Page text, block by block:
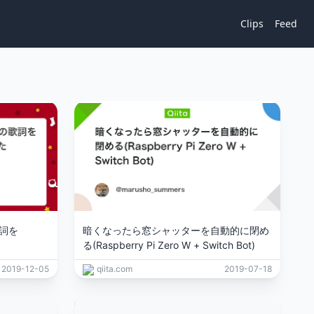
Clips Feed
を
2019-12-05
暗くなったら窓シャッターを自動的に閉め
る(Raspberry Pi Zero W + Switch Bot)
qiita.com 2019-07-18